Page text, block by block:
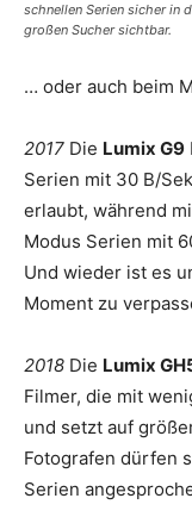
schnellen Serien sicher in
großen Sucher sichtbar.
… oder auch beim
2017 Die Lumix G9
Serien mit 30 B/
erlaubt, während
Modus Serien mit
Und wieder ist es
Moment zu
2018 Die Lumix
Filmer, die mit
und setzt auf
Fotografen dürfen
Serien